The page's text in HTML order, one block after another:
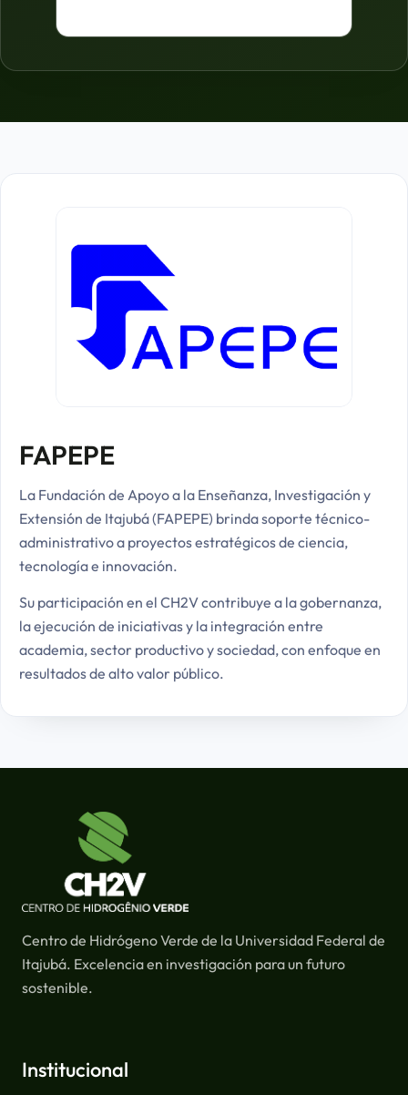
FAPEPE
La Fundación de Apoyo a la Enseñanza, Investigación y
Extensión de Itajubá (FAPEPE) brinda soporte técnico-
administrativo a proyectos estratégicos de ciencia,
tecnología e innovación.
Su participación en el CH2V contribuye a la gobernanza,
la ejecución de iniciativas y la integración entre
academia, sector productivo y sociedad, con enfoque en
resultados de alto valor público.
Centro de Hidrógeno Verde de la Universidad Federal de
Itajubá. Excelencia en investigación para un futuro
sostenible.
Institucional